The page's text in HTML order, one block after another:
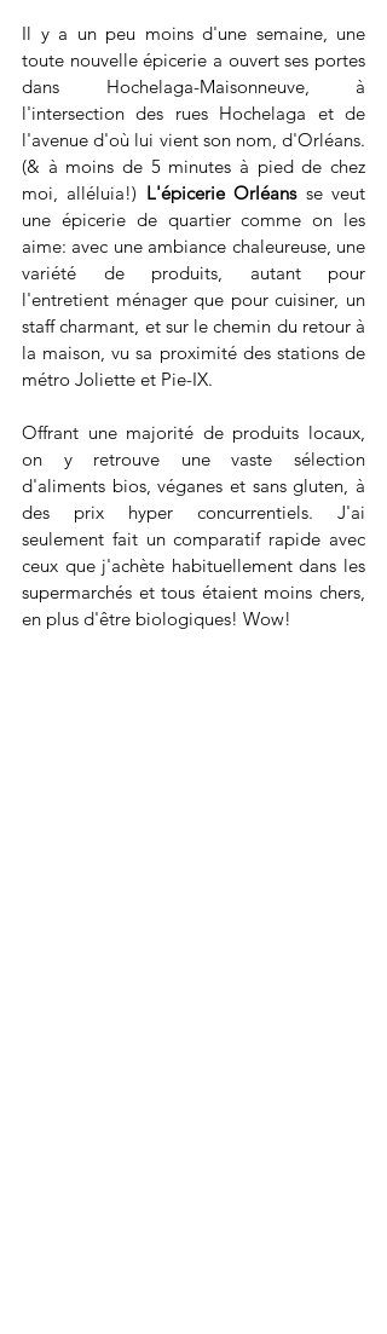
Il y a un peu moins d'une semaine, une
toute nouvelle épicerie a ouvert ses portes
dans Hochelaga-Maisonneuve, à
l'intersection des rues Hochelaga et de
l'avenue d'où lui vient son nom, d'Orléans.
(& à moins de 5 minutes à pied de chez
moi, alléluia!) L'épicerie Orléans se veut
une épicerie de quartier comme on les
aime: avec une ambiance chaleureuse, une
variété de produits, autant pour
l'entretient ménager que pour cuisiner, un
staff charmant, et sur le chemin du retour à
la maison, vu sa proximité des stations de
métro Joliette et Pie-IX.
Offrant une majorité de produits locaux,
on y retrouve une vaste sélection
d'aliments bios, véganes et sans gluten, à
des prix hyper concurrentiels. J'ai
seulement fait un comparatif rapide avec
ceux que j'achète habituellement dans les
supermarchés et tous étaient moins chers,
en plus d'être biologiques! Wow!